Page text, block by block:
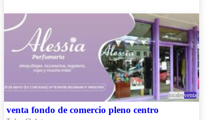
localesventa
venta fondo de comercio pleno centro